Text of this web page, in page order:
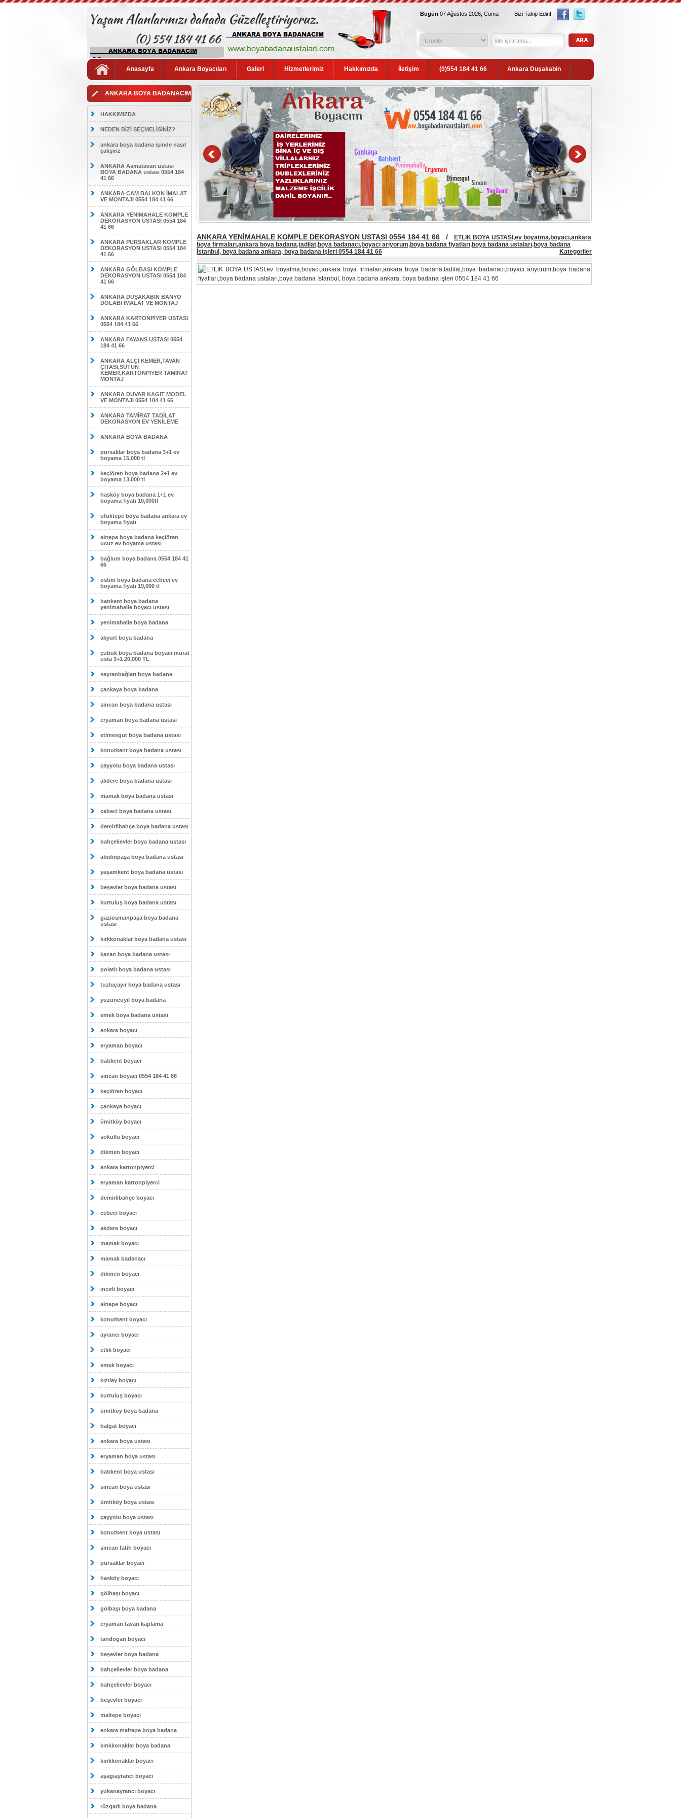
Bugün 07 Ağustos 2026, Cuma Bizi Takip Edin!
Anasayfa Ankara Boyacıları Galeri Hizmetlerimiz Hakkımızda İletişim (0)554 184 41 66 Ankara Duşakabin
ANKARA BOYA BADANACIM
HAKKIMIZDA
NEDEN BİZİ SEÇMELİSİNİZ?
ankara boya badana işinde nasıl
çalışırız
ANKARA Asmatavan ustası
BOYA BADANA ustası 0554 184
41 66
ANKARA CAM BALKON İMALAT
VE MONTAJI 0554 184 41 66
ANKARA YENİMAHALE KOMPLE
DEKORASYON USTASI 0554 184
41 66
ANKARA PURSAKLAR KOMPLE
DEKORASYON USTASI 0554 184
41 66
ANKARA GÖLBAŞI KOMPLE
DEKORASYON USTASI 0554 184
41 66
ANKARA DUŞAKABİN BANYO
DOLABI İMALAT VE MONTAJ
ANKARA KARTONPİYER USTASI
0554 184 41 66
ANKARA FAYANS USTASI 0554
184 41 66
ANKARA ALÇI KEMER,TAVAN
ÇITASI,SÜTUN
KEMER,KARTONPİYER TAMİRAT
MONTAJ
ANKARA DUVAR KAGIT MODEL
VE MONTAJI 0554 184 41 66
ANKARA TAMİRAT TADİLAT
DEKORASYON EV YENİLEME
ANKARA BOYA BADANA
pursaklar boya badana 3+1 ev
boyama 15,000 tl
keçiören boya badana 2+1 ev
boyama 13,000 tl
hasköy boya badana 1+1 ev
boyama fiyatı 10,000tl
ufuktepe boya badana ankara ev
boyama fiyatı
aktepe boya badana keçiören
ucuz ev boyama ustası
bağlum boya badana 0554 184 41
66
ostim boya badana cebeci ev
boyama fiyatı 19,000 tl
batıkent boya badana
yenimahalle boyacı ustası
yenimahalle boya badana
akyurt boya badana
çubuk boya badana boyacı murat
usta 3+1 20,000 TL
seyranbağları boya badana
çankaya boya badana
sincan boya badana ustası
eryaman boya badana ustası
etimesgut boya badana ustası
konutkent boya badana ustası
çayyolu boya badana ustası
akdere boya badana ustası
mamak boya badana ustası
cebeci boya badana ustası
demirlibahçe boya badana ustası
bahçelievler boya badana ustası
abidinpaşa boya badana ustası
yaşamkent boya badana ustası
beşevler boya badana ustası
kurtuluş boya badana ustası
gaziosmanpaşa boya badana
ustası
kırkkonaklar boya badana ustası
kazan boya badana ustası
polatlı boya badana ustası
tuzluçayır boya badana ustası
yüzüncüyıl boya badana
emek boya badana ustası
ankara boyacı
eryaman boyacı
batıkent boyacı
sincan boyacı 0554 184 41 66
keçiören boyacı
çankaya boyacı
ümitköy boyacı
sokullu boyacı
dikmen boyacı
ankara kartonpiyerci
eryaman kartonpiyerci
demirlibahçe boyacı
cebeci boyacı
akdere boyacı
mamak boyacı
mamak badanacı
dikmen boyacı
incirli boyacı
aktepe boyacı
konutkent boyacı
ayrancı boyacı
etlik boyacı
emek boyacı
kızılay boyacı
kurtuluş boyacı
ümitköy boya badana
balgat boyacı
ankara boya ustası
eryaman boya ustası
batıkent boya ustası
sincan boya ustası
ümitköy boya ustası
çayyolu boya ustası
konutkent boya ustası
sincan fatih boyacı
pursaklar boyacı
hasköy boyacı
gölbaşı boyacı
gölbaşı boya badana
eryaman tavan kaplama
tandogan boyacı
beşevler boya badana
bahçelievler boya badana
bahçelievler boyacı
beşevler boyacı
maltepe boyacı
ankara maltepe boya badana
kırıkkonaklar boya badana
kırıkkonaklar boyacı
aşagıayrancı boyacı
yukarıayrancı boyacı
rüzgarlı boya badana
ANKARA YENİMAHALE KOMPLE DEKORASYON USTASI 0554 184 41 66 /
ETLİK BOYA USTASI,ev boyatma,boyacı,ankara
boya firmaları,ankara boya badana,tadilat,boya badanacı,boyacı arıyorum,boya badana fiyatları,boya badana ustaları,boya badana
İstanbul, boya badana ankara, boya badana işleri 0554 184 41 66
Kategoriler